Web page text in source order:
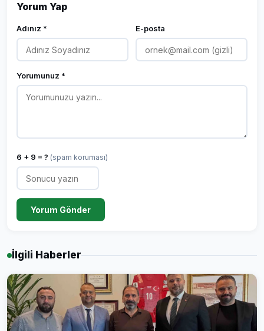
Yorum Yap
Adınız * E-posta
Yorumunuz *
6 + 9 = ? (spam koruması)
Yorum Gönder
İlgili Haberler